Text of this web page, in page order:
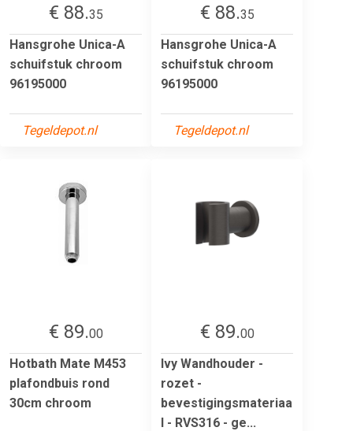
€ 88.35
Hansgrohe Unica-A
schuifstuk chroom
96195000
Tegeldepot.nl
€ 88.35
Hansgrohe Unica-A
schuifstuk chroom
96195000
Tegeldepot.nl
€ 89.00
Hotbath Mate M453
plafondbuis rond
30cm chroom
€ 89.00
Ivy Wandhouder -
rozet -
bevestigingsmateriaa
l - RVS316 - ge...